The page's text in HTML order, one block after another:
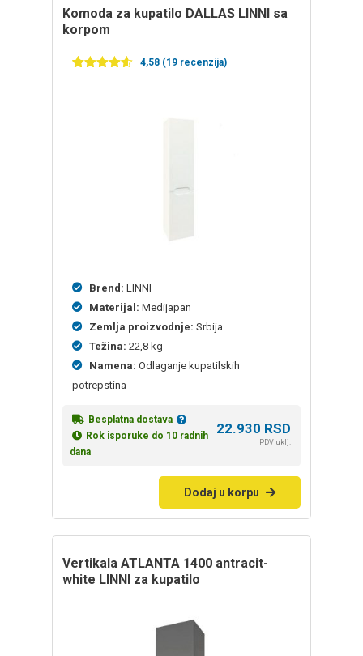
Komoda za kupatilo DALLAS LINNI sa
korpom
4,58 (19 recenzija)
Brend: LINNI
Materijal: Medijapan
Zemlja proizvodnje: Srbija
Težina: 22,8 kg
Namena: Odlaganje kupatilskih
potrepstina
Besplatna dostava
Rok isporuke do 10 radnih
dana
22.930 RSD
PDV uklj.
Dodaj u korpu
vertikala ATLANTA 1400 antracit-
white LINNI za kupatilo